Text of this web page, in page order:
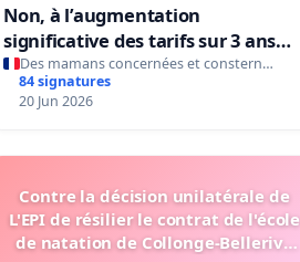
Non, à l’augmentation
significative des tarifs sur 3 ans
des Conservatoires Vallée Sud
Grand Paris
Des mamans concernées et constern…
84 signatures
20 Jun 2026
Contre la décision unilatérale de
L'EPI de résilier le contrat de l'école
de natation de Collonge-Bellerive